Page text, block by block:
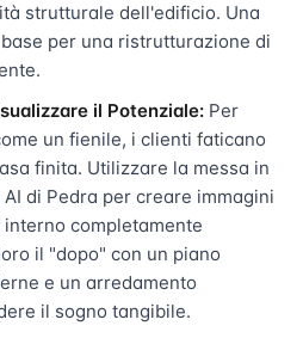
strutturale dell'edificio. Una
per una ristrutturazione di
il Potenziale: Per
un fienile, i clienti faticano
finita. Utilizzare la messa in
di Pedra per creare immagini
completamente
il "dopo" con un piano
e un arredamento
il sogno tangibile.